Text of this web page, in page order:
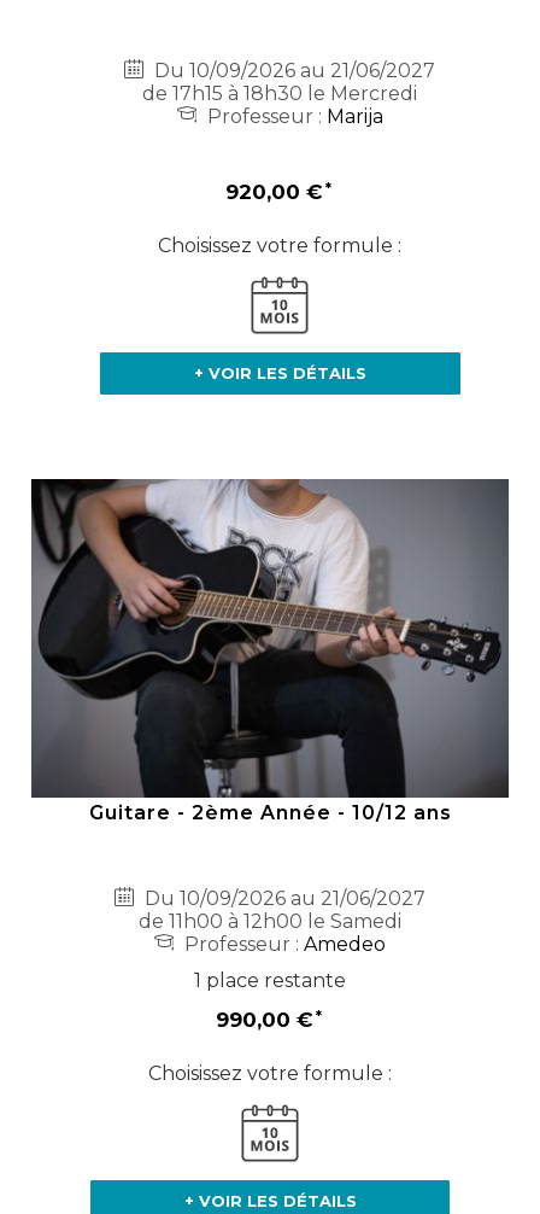
Du 10/09/2026 au 21/06/2027
de 17h15 à 18h30 le Mercredi
Professeur : Marija
920,00 €
Choisissez votre formule :
+ VOIR LES DÉTAILS
Guitare - 2ème Année - 10/12 ans
Du 10/09/2026 au 21/06/2027
de 11h00 à 12h00 le Samedi
Professeur : Amedeo
1 place restante
990,00 €
Choisissez votre formule :
+ VOIR LES DÉTAILS